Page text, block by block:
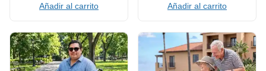
Añadir al carrito Añadir al carrito